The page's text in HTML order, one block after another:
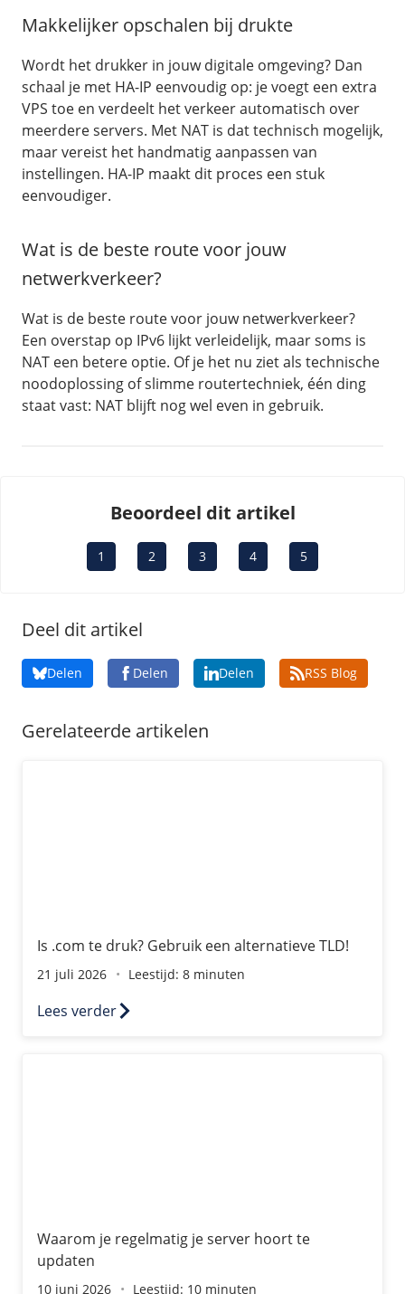
Makkelijker opschalen bij drukte
Wordt het drukker in jouw digitale omgeving? Dan
schaal je met HA-IP eenvoudig op: je voegt een extra
VPS toe en verdeelt het verkeer automatisch over
meerdere servers. Met NAT is dat technisch mogelijk,
maar vereist het handmatig aanpassen van
instellingen. HA-IP maakt dit proces een stuk
eenvoudiger.
Wat is de beste route voor jouw
netwerkverkeer?
Wat is de beste route voor jouw netwerkverkeer?
Een overstap op IPv6 lijkt verleidelijk, maar soms is
NAT een betere optie. Of je het nu ziet als technische
noodoplossing of slimme routertechniek, één ding
staat vast: NAT blijft nog wel even in gebruik.
Beoordeel dit artikel
1 2 3 4 5
Deel dit artikel
Delen Delen Delen RSS Blog
Gerelateerde artikelen
Is .com te druk? Gebruik een alternatieve TLD!
21 juli 2026 Leestijd: 8 minuten
Lees verder
Waarom je regelmatig je server hoort te
updaten
10 juni 2026 Leestijd: 10 minuten